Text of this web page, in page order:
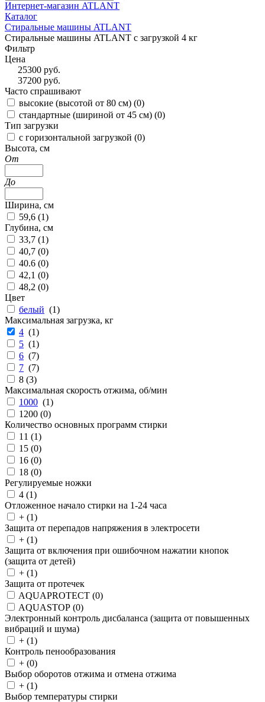
Интернет-магазин ATLANT
Каталог
Стиральные машины ATLANT
Стиральные машины ATLANT с загрузкой 4 кг
Фильтр
Цена
25300руб.
37200руб.
Часто спрашивают
высокие (высотой от 80 см) (0)
стандартные (шириной от 45 см) (0)
Тип загрузки
с горизонтальной загрузкой (0)
Высота, см
От
До
Ширина, см
59,6 (1)
Глубина, см
33,7 (1)
40,7 (0)
40.6 (0)
42,1 (0)
48,2 (0)
Цвет
белый (1)
Максимальная загрузка, кг
4 (1)
5 (1)
6 (7)
7 (7)
8 (3)
Максимальная скорость отжима, об/мин
1000 (1)
1200 (0)
Количество основных программ стирки
11 (1)
15 (0)
16 (0)
18 (0)
Регулируемые ножки
4 (1)
Отложенное начало стирки на 1-24 часа
+ (1)
Защита от перепадов напряжения в электросети
+ (1)
Защита от включения при ошибочном нажатии кнопок
(защита от детей)
+ (1)
Защита от протечек
AQUAPROTECT (0)
AQUASTOP (0)
Электронный контроль дисбаланса (защита от повышенных
вибраций и шума)
+ (1)
Контроль пенообразования
+ (0)
Выбор оборотов отжима и отмена отжима
+ (1)
Выбор температуры стирки